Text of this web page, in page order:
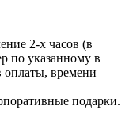
2-х часов (в
по указанному в
оплаты, времени
подарки.